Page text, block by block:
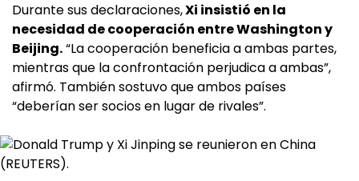
Durante sus declaraciones,Xi insistió en la
necesidad de cooperación entre Washington y
Beijing.“La cooperación beneficia a ambas partes,
mientras que la confrontación perjudica a ambas”,
afirmó. También sostuvo que ambos países
“deberían ser socios en lugar de rivales”.